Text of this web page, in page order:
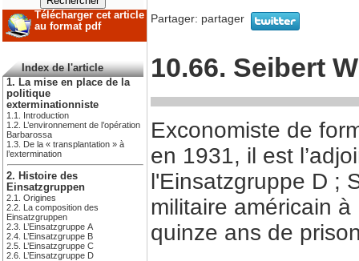
Télécharger cet article
au format pdf
Index de l'article
1. La mise en place de la
politique
exterminationniste
1.1. Introduction
1.2. L’environnement de l’opération
Barbarossa
1.3. De la « transplantation » à
l’extermination
2. Histoire des
Einsatzgruppen
2.1. Origines
2.2. La composition des
Einsatzgruppen
2.3. L’Einsatzgruppe A
2.4. L’Einsatzgruppe B
2.5. L’Einsatzgruppe C
2.6. L’Einsatzgruppe D
Partager: partager
10.66. Seibert
Exconomiste de
en 1931, il est
l'Einsatzgruppe D ;
militaire américain
quinze ans de